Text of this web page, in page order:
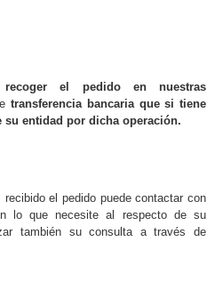
recoger el pedido en nuestras
transferencia bancaria que si tiene
su entidad por dicha operación.
el pedido puede contactar con
lo que necesite al respecto de su
también su consulta a través de